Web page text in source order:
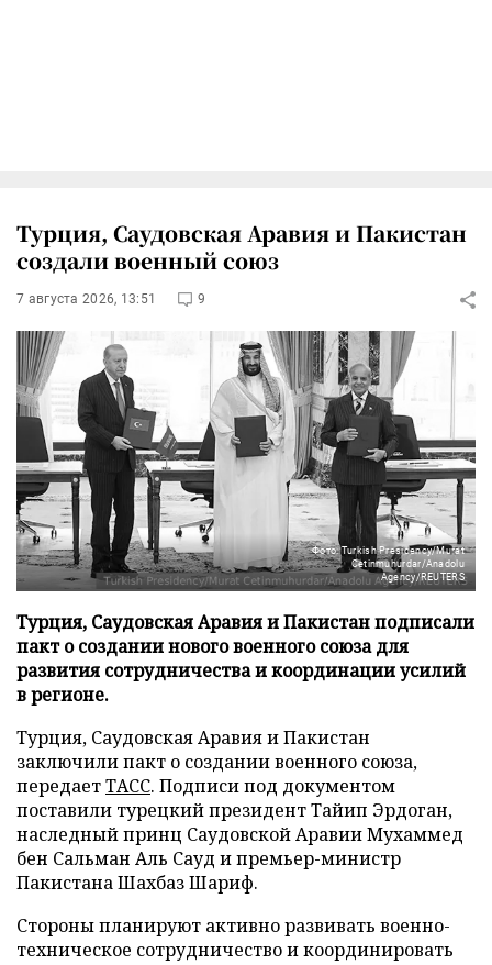
Турция, Саудовская Аравия и Пакистан
создали военный союз
7 августа 2026, 13:51 9
Фото: Turkish Presidency/Murat
Cetinmuhurdar/Anadolu
Agency/REUTERS
Турция, Саудовская Аравия и Пакистан подписали
пакт о создании нового военного союза для
развития сотрудничества и координации усилий
в регионе.
Турция, Саудовская Аравия и Пакистан
заключили пакт о создании военного союза,
передаетТАСС. Подписи под документом
поставили турецкий президент Тайип Эрдоган,
наследный принц Саудовской Аравии Мухаммед
бен Сальман Аль Сауд и премьер-министр
Пакистана Шахбаз Шариф.
Стороны планируют активно развивать военно-
техническое сотрудничество и координировать